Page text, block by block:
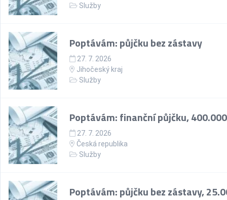
Služby
Poptávám: půjčku bez zástavy
27. 7. 2026
Jihočeský kraj
Služby
Poptávám: finanční půjčku,
27. 7. 2026
Česká republika
Služby
Poptávám: půjčku bez zástavy,